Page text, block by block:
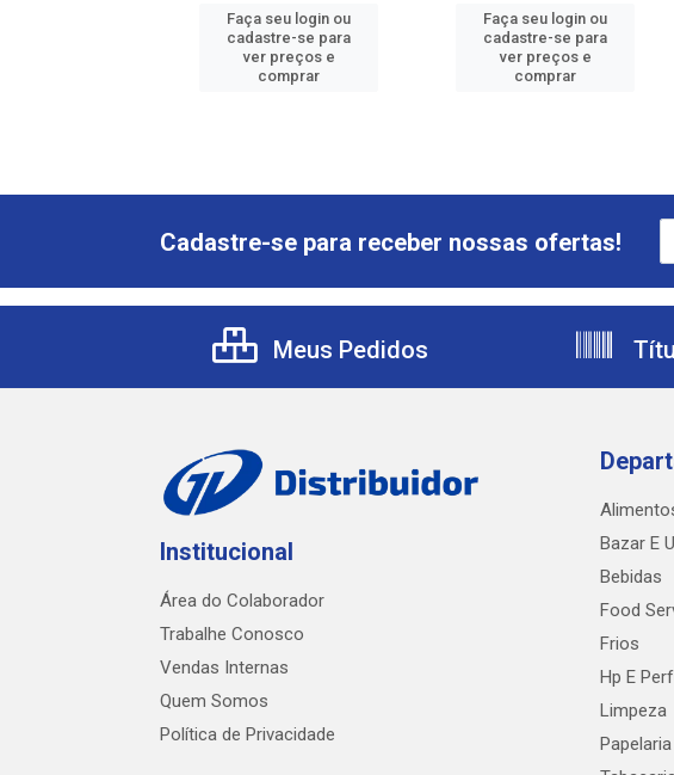
Faça seu login ou
cadastre-se para
ver preços e
comprar
Faça seu login ou
cadastre-se para
ver preços e
comprar
Cadastre-se para receber nossas ofertas!
Meus Pedidos
Institucional
Área do Colaborador
Trabalhe Conosco
Vendas Internas
Quem Somos
Política de Privacidade
Bazar E
Bebidas
Food
Frios
Hp E
Limpeza
Papelaria